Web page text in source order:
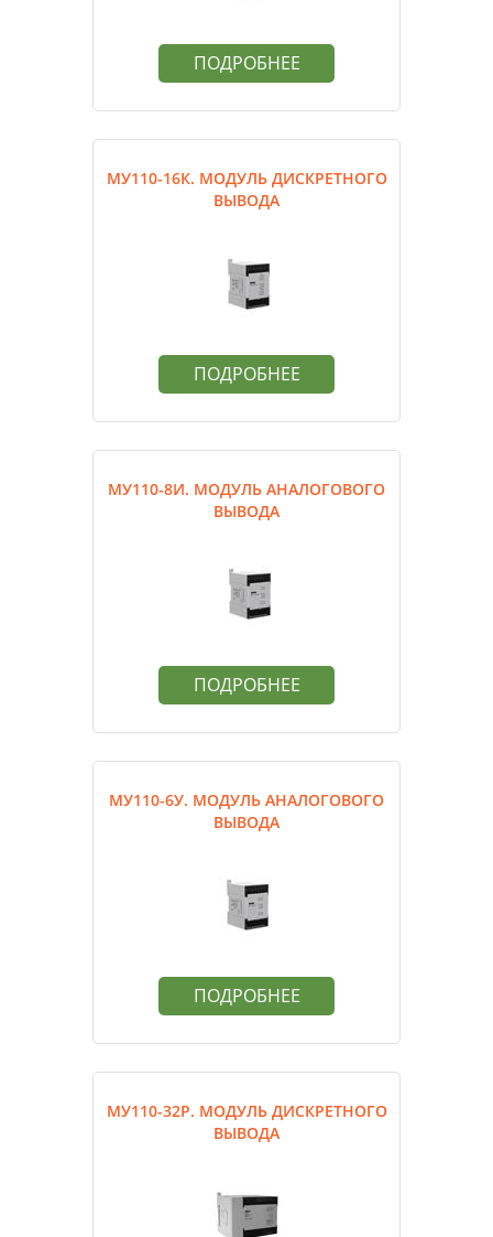
ПОДРОБНЕЕ
МУ110-16К. МОДУЛЬ ДИСКРЕТНОГО
ВЫВОДА
ПОДРОБНЕЕ
МУ110-8И. МОДУЛЬ АНАЛОГОВОГО
ВЫВОДА
ПОДРОБНЕЕ
МУ110-6У. МОДУЛЬ АНАЛОГОВОГО
ВЫВОДА
ПОДРОБНЕЕ
МУ110-32Р. МОДУЛЬ ДИСКРЕТНОГО
ВЫВОДА